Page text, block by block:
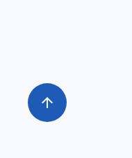
arrow_upward